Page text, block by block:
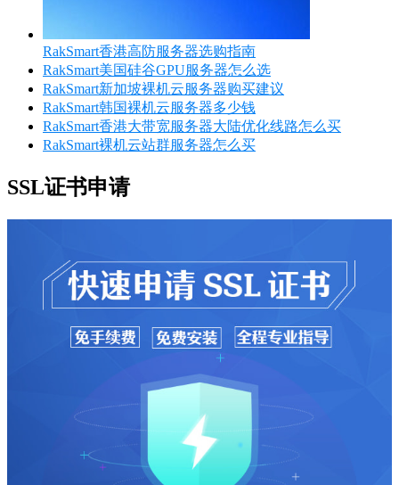
RakSmart香港高防服务器选购指南
RakSmart美国硅谷GPU服务器怎么选
RakSmart新加坡裸机云服务器购买建议
RakSmart韩国裸机云服务器多少钱
RakSmart香港大带宽服务器大陆优化线路怎么买
RakSmart裸机云站群服务器怎么买
SSL证书申请